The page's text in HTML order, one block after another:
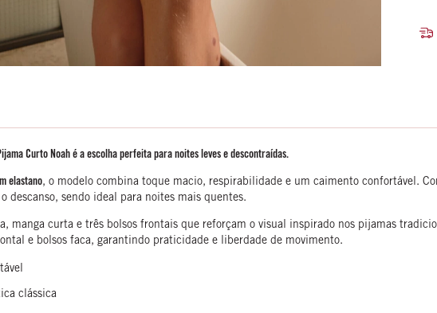
Curto Noah é a escolha perfeita para noites leves e descontraídas.
elastano, o modelo combina toque macio, respirabilidade e um caimento confortável.
descanso, sendo ideal para noites mais quentes.
manga curta e três bolsos frontais que reforçam o visual inspirado nos pijamas
e bolsos faca, garantindo praticidade e liberdade de movimento.
clássica